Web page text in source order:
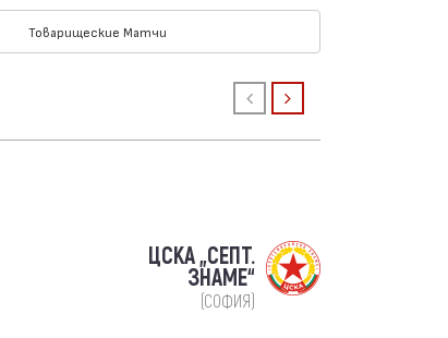
Товарищеские Матчи
ЦСКА „СЕПТ.
ЗНАМЕ“
(СОФИЯ)